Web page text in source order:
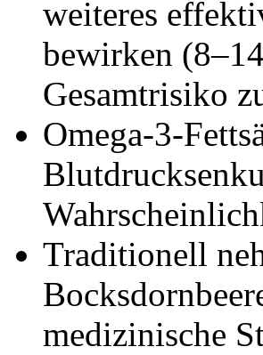
weiteres
bewirken
Gesamtrisiko
Omega-3-
Traditionell
medizinische